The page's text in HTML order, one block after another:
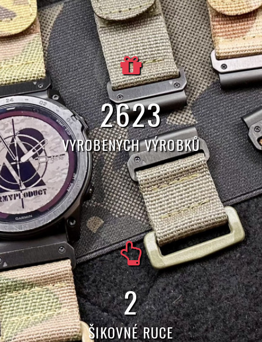
7827
VYROBENÝCH VÝROBKŮ
5
ŠIKOVNÉ RUCE